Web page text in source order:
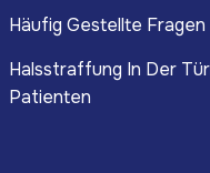
Häufig Gestellte
Halsstraffung In Der
Patienten